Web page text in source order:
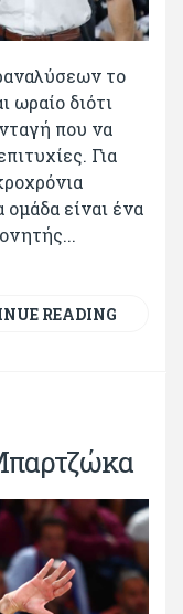
το
ωραίο διότι
που να
Για
είναι ένα
READING